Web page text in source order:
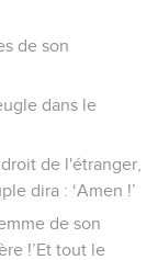
de son
dans le
de l'étranger,
dira : ‘Amen !’
de son
!’Et tout le